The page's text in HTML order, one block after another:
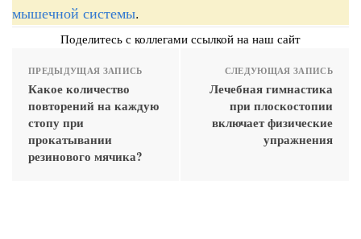
мышечной системы.
Поделитесь с коллегами ссылкой на наш сайт
ПРЕДЫДУЩАЯ ЗАПИСЬ
Какое количество
повторений на каждую
стопу при
прокатывании
резинового мячика?
СЛЕДУЮЩАЯ ЗАПИСЬ
Лечебная гимнастика
при плоскостопии
включает физические
упражнения